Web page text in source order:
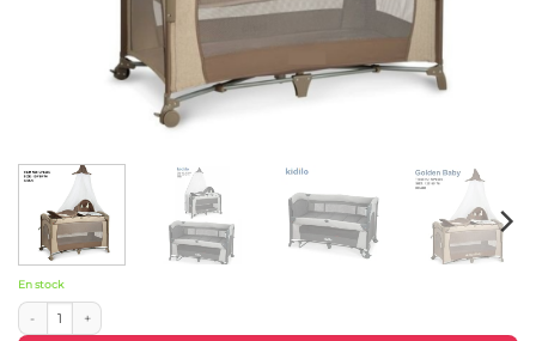
En stock
quantité de Lit Parc Cododo Multifonction UP650E – Couffin, Table à Langer,